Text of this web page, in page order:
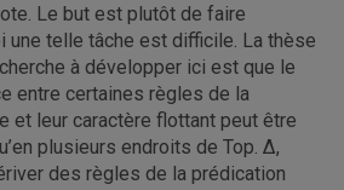
Le but est plutôt de faire
une telle tâche est difficile. La thèse
à développer ici est que le
entre certaines règles de la
et leur caractère flottant peut être
plusieurs endroits de Top. Δ,
des règles de la prédication